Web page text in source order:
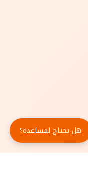
هل تحتاج لمساعدة؟